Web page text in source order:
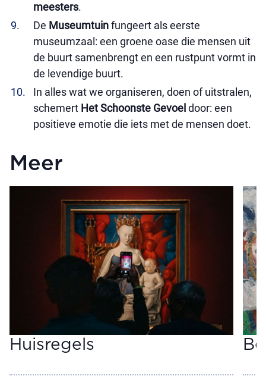
meesters.
De Museumtuinfungeert als eerste
museumzaal: een groene oase die mensen uit
de buurt samenbrengt en een rustpunt vormt in
de levendige buurt.
In alles wat we organiseren, doen of uitstralen,
schemert Het Schoonste Gevoel door: een
positieve emotie die iets met de mensen doet.
Meer
Huisregels